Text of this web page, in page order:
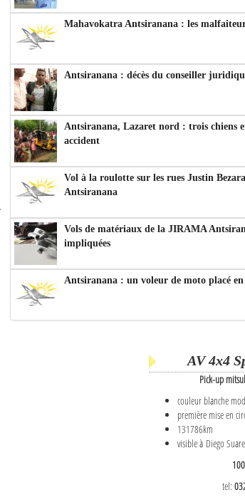
Mahavokatra Antsiranana : les
Antsiranana : décès du conseiller
Antsiranana, Lazaret nord : trois chiens
accident
Vol à la roulotte sur les rues Justin
Antsiranana
Vols de matériaux de la JIRAMA
impliquées
Antsiranana : un voleur de moto placé
AV 4x4
Pick-up
couleur blanche
première mise en
131786km
visible à Diego
tel: